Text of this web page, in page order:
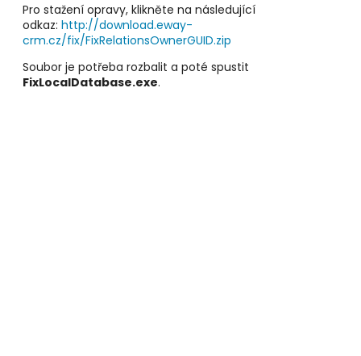
Pro stažení opravy, klikněte na následující
odkaz: http://download.eway-
crm.cz/fix/FixRelationsOwnerGUID.zip
Soubor je potřeba rozbalit a poté spustit
FixLocalDatabase.exe.